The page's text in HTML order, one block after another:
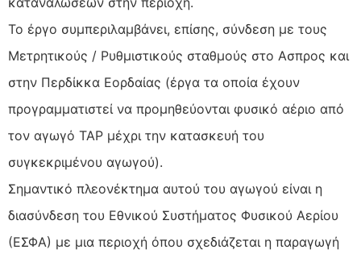
Το έργο συμπεριλαμβάνει, επίσης, σύνδεση με τους
Μετρητικούς / Ρυθμιστικούς σταθμούς στο Ασπρος και
στην Περδίκκα Εορδαίας (έργα τα οποία έχουν
προγραμματιστεί να προμηθεύονται φυσικό αέριο από
τον αγωγό TAP μέχρι την κατασκευή του
συγκεκριμένου αγωγού).
Σημαντικό πλεονέκτημα αυτού του αγωγού είναι η
διασύνδεση του Εθνικού Συστήματος Φυσικού Αερίου
(ΕΣΦΑ) με μια περιοχή όπου σχεδιάζεται η παραγωγή